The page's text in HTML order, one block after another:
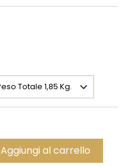
Aggiungi al carrello